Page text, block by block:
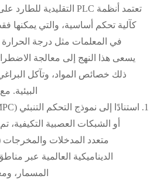
كآلية تحكم أساسية، والتي يمكنها
في المعلمات مثل درجة
يسعى هذا النهج إلى معالجة
ذلك خصائص المواد، وتآكل
البيئية.
1.
أو الشبكات العصبية التكيفية،
الديناميكية العالمية عبر
المسمار،